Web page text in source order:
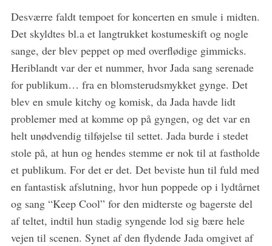
Desværre faldt tempoet for koncerten en smule i midten.
Det skyldtes bl.a et langtrukket kostumeskift og nogle
sange, der blev peppet op med overflødige gimmicks.
Heriblandt var der et nummer, hvor Jada sang serenade
for publikum… fra en blomsterudsmykket gynge. Det
blev en smule kitchy og komisk, da Jada havde lidt
problemer med at komme op på gyngen, og det var en
helt unødvendig tilføjelse til settet. Jada burde i stedet
stole på, at hun og hendes stemme er nok til at fastholde
et publikum. For det er det. Det beviste hun til fuld med
en fantastisk afslutning, hvor hun poppede op i lydtårnet
og sang “Keep Cool” for den midterste og bagerste del
af teltet, indtil hun stadig syngende lod sig bære hele
vejen til scenen. Synet af den flydende Jada omgivet af